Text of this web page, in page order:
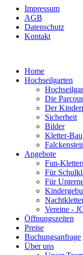
Impressum
AGB
Datenschutz
Kontakt
Home
Hochseilgarten
Die
Der
Sicherheit
Bilder
Kletter-Bau
Angebote
Fun-
Für
Für
Vereine -
Öffnungszeiten
Preise
Buchungsanfrage
Über uns